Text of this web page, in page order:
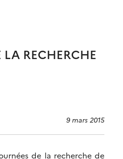
LA RECHERCHE
9 mars 2015
de la recherche de